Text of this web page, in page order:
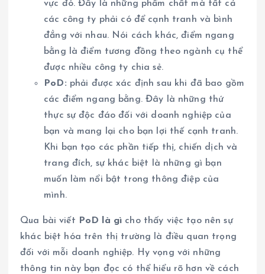
vực đó. Đây là những phẩm chất mà tất cả
các công ty phải có để cạnh tranh và bình
đẳng với nhau. Nói cách khác, điểm ngang
bằng là điểm tương đồng theo ngành cụ thể
được nhiều công ty chia sẻ.
PoD: phải được xác định sau khi đã bao gồm
các điểm ngang bằng. Đây là những thứ
thực sự độc đáo đối với doanh nghiệp của
bạn và mang lại cho bạn lợi thế cạnh tranh.
Khi bạn tạo các phần tiếp thị, chiến dịch và
trang đích, sự khác biệt là những gì bạn
muốn làm nổi bật trong thông điệp của
mình.
Qua bài viết PoD là gì cho thấy việc tạo nên sự
khác biệt hóa trên thị trường là điều quan trọng
đối với mỗi doanh nghiệp. Hy vọng với những
thông tin này bạn đọc có thể hiểu rõ hơn về cách